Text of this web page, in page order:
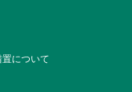
について